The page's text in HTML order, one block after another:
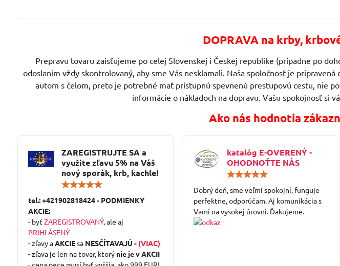
DOPRAVA na krby,
Prepravu tovaru zaisťujeme po celej Slovenskej i Českej republike (prípadne po
odoslaním vždy skontrolovaný, aby sme Vás nesklamali. Naša spoločnosť je
autom s čelom, preto je potrebné mať prístupnú spevnenú prestupovú cestu, nie
informácie o nákladoch na dopravu. Vašu spokojnosť si
Ako nás hodnotia
ZAREGISTRUJTE SA a
využite zľavu 5% na Váš
nový sporák, krb, kachle!
/
tel.: +421902818424 - PODMIENKY
AKCIE:
- byť ZAREGISTROVANÝ, ale aj
PRIHLÁSENÝ
- zľavy aAKCIEsa NESČÍTAVAJÚ - (VIAC)
- zľava je len na tovar, ktorý nie je v AKCII
katalóg E-OVERENÝ -
OHODNOŤTE NÁS
/
5
Dobrý deň, sme veľmi spokojní, funguje
perfektne, odporúčam. Aj komunikácia s
Vami na vysokej úrovni. Ďakujeme.